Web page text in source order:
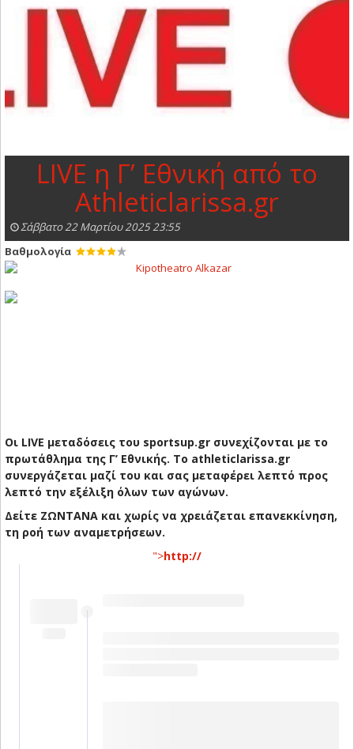
LIVE η Γ’ Εθνική από το
Αthleticlarissa.gr
Σάββατο 22 Μαρτίου 2025 23:55
Βαθμολογία
Οι LIVE μεταδόσεις του sportsup.gr συνεχίζονται με το
πρωτάθλημα της Γ’ Εθνικής. Το athleticlarissa.gr
συνεργάζεται μαζί του και σας μεταφέρει λεπτό προς
λεπτό την εξέλιξη όλων των αγώνων.
Δείτε ΖΩΝΤΑΝΑ και χωρίς να χρειάζεται επανεκκίνηση,
τη ροή των αναμετρήσεων.
">http://